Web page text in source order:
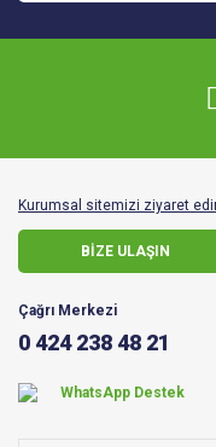
Kurumsal sitemizi ziyaret
BİZE ULAŞIN
Çağrı Merkezi
0 424 238 48 21
WhatsApp Destek